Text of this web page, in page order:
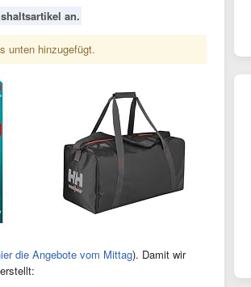
an.
unten hinzugefügt.
die Angebote vom Mittag). Damit wir